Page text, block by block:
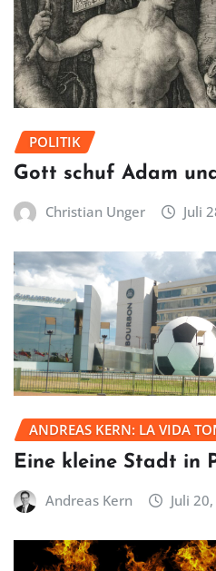
POLITIK
Gott schuf Adam
Christian Unger Juli
ANDREAS KERN: LA VIDA
Eine kleine Stadt in
Andreas Kern Juli